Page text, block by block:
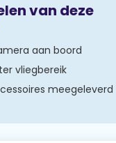
van deze
aan boord
vliegbereik
meegeleverd